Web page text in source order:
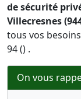
de sécurité
Villecresnes
tous vos
94 () .
On vous